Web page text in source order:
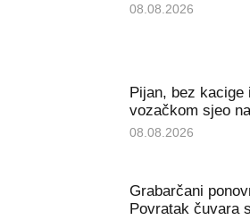
08.08.2026
Pijan, bez kacige
vozačkom sjeo
08.08.2026
Grabarčani
Povratak čuvara